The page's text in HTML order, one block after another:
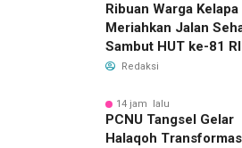
Ribuan Warga Kelapa
Meriahkan Jalan
Sambut HUT ke-81 RI
Redaksi
14 jam lalu
PCNU Tangsel Gelar
Halaqoh